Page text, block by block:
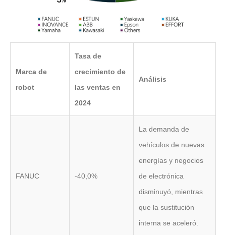
Marca de
robot
Tasa de
crecimiento de
las ventas en
2024
Análisis
FANUC -40,0%
La demanda de
vehículos de nuevas
energías y negocios
de electrónica
disminuyó, mientras
que la sustitución
interna se aceleró.